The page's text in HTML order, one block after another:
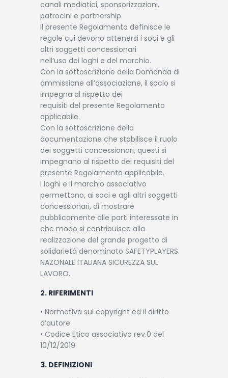
canali mediatici, sponsorizzazioni,
patrocini e partnership.
Il presente Regolamento definisce le
regole cui devono attenersi i soci e gli
altri soggetti concessionari
nell’uso dei loghi e del marchio.
Con la sottoscrizione della Domanda di
ammissione all’associazione, il socio si
impegna al rispetto dei
requisiti del presente Regolamento
applicabile.
Con la sottoscrizione della
documentazione che stabilisce il ruolo
dei soggetti concessionari, questi si
impegnano al rispetto dei requisiti del
presente Regolamento applicabile.
I loghi e il marchio associativo
permettono, ai soci e agli altri soggetti
concessionari, di mostrare
pubblicamente alle parti interessate in
che modo si contribuisce alla
realizzazione del grande progetto di
solidarietà denominato SAFETYPLAYERS
NAZONALE ITALIANA SICUREZZA SUL
LAVORO.
2. RIFERIMENTI
• Normativa sul copyright ed il diritto
d’autore
• Codice Etico associativo rev.0 del
10/12/2019
3. DEFINIZIONI